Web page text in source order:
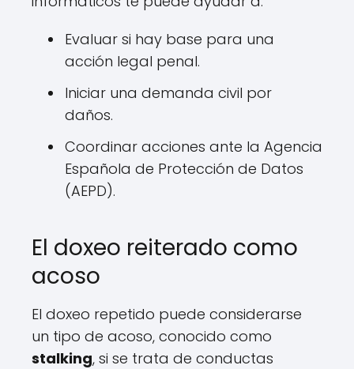
Evaluar si hay base para una
acción legal penal.
Iniciar una demanda civil por
daños.
Coordinar acciones ante la Agencia
Española de Protección de Datos
(AEPD).
El doxeo reiterado como
acoso
El doxeo repetido puede considerarse
un tipo de acoso, conocido como
stalking, si se trata de conductas